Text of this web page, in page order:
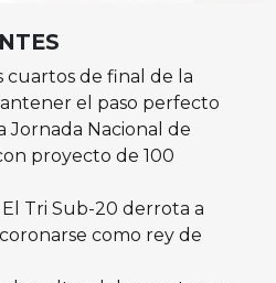
cuartos de final de la
el paso perfecto
Jornada Nacional de
proyecto de 100
El Tri Sub-20 derrota a
como rey de